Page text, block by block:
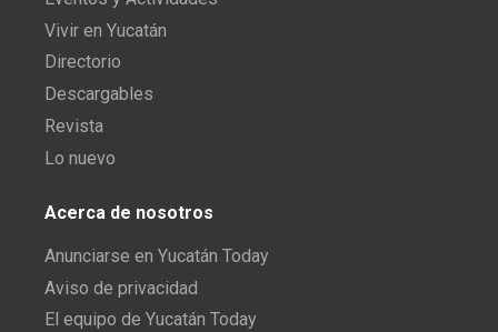
Vivir en Yucatán
Directorio
Descargables
Revista
Lo nuevo
Acerca de nosotros
Anunciarse en Yucatán Today
Aviso de privacidad
El equipo de Yucatán Today